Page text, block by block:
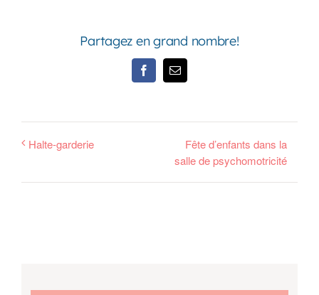
Partagez en grand nombre!
FacebookEmail
Halte-garderie
Fête d’enfants dans la
salle de psychomotricité